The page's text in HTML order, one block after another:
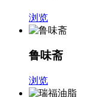
浏览
鲁味斋
浏览